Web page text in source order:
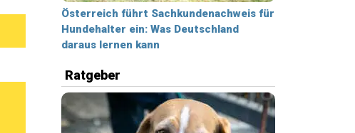
Österreich führt Sachkundenachweis für
Hundehalter ein: Was Deutschland
daraus lernen kann
Ratgeber